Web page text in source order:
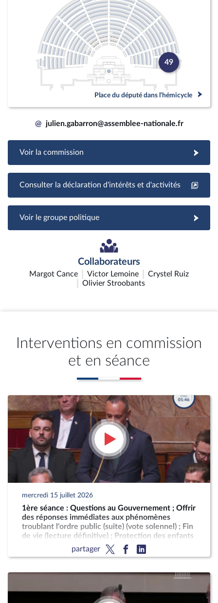
49
Place du député dans l'hémicycle
@ julien.gabarron@assemblee-nationale.fr
Voir la commission
Consulter la déclaration d'intérêts et d'activités
Voir le groupe politique
Collaborateurs
Margot Cance Victor Lemoine
Crystel Ruiz
Olivier Stroobants
Interventions en commission
et en séance
mercredi 15 juillet 2026
1ère séance : Questions au Gouvernement ; Offrir
des réponses immédiates aux phénomènes
troublant l'ordre public (suite) (vote solennel) ; Fin
de vie (lecture définitive) ; Protection des enfants
partager